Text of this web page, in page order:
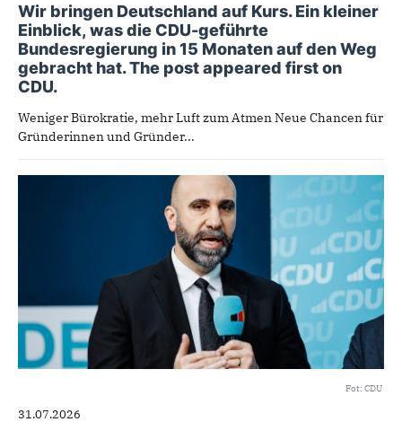
Wir bringen Deutschland auf Kurs. Ein kleiner
Einblick, was die CDU-geführte
Bundesregierung in 15 Monaten auf den Weg
gebracht hat. The post appeared first on
CDU.
Weniger Bürokratie, mehr Luft zum Atmen Neue Chancen für
Gründerinnen und Gründer...
Fot: CDU
31.07.2026